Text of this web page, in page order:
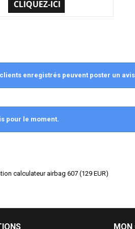
enregistrés peuvent poster un
pour le moment.
calculateur airbag 607 (129 EUR)
MON